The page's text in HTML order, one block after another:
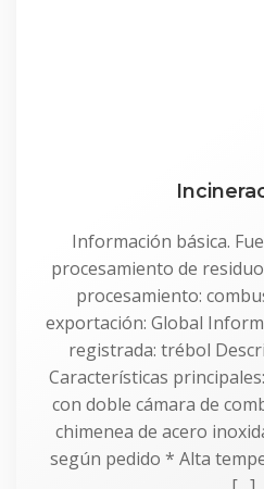
Información básica.
procesamiento de
procesamiento:
exportación: Global
registrada: trébol
Características
con doble cámara de
chimenea de acero
según pedido * Alta